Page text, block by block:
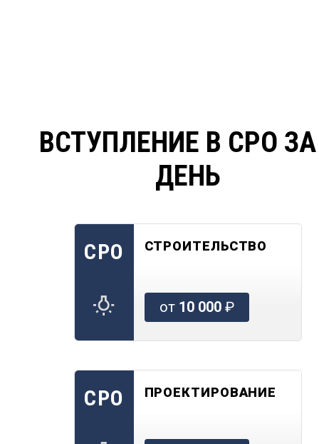
ВСТУПЛЕНИЕ В СРО
ДЕНЬ
СРО СТРОИТЕЛЬСТВО
от 10 000₽
СРО ПРОЕКТИРОВАНИЕ